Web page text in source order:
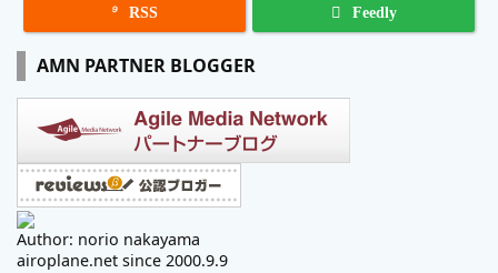
 RSS Feedly
AMN PARTNER BLOGGER
Author: norio nakayama
airoplane.net since 2000.9.9